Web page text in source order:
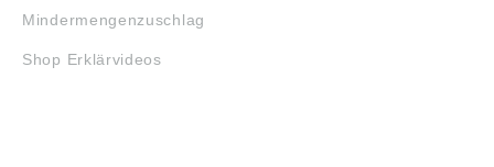
Mindermengenzuschlag
Shop Erklärvideos